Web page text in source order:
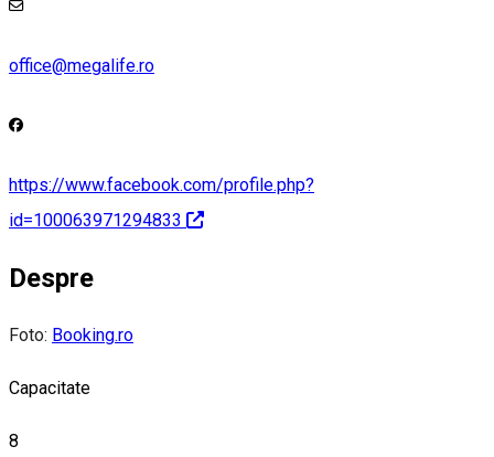
office@megalife.ro
https://www.facebook.com/profile.php?
id=100063971294833
Despre
Foto: Booking.ro
Capacitate
8